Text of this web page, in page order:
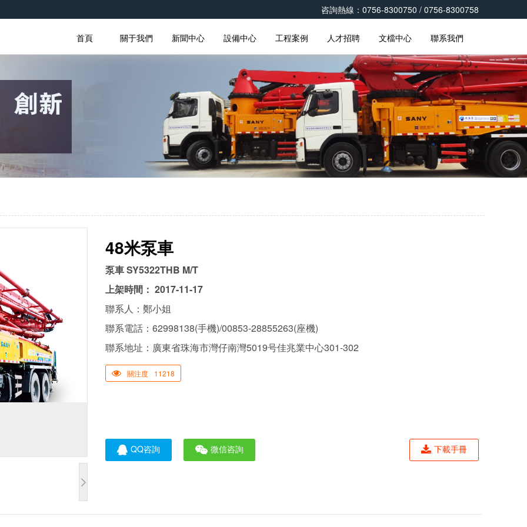
咨詢熱線：0756-8300750 / 0756-8300758
首頁 關于我們 新聞中心 設備中心 工程案例 人才招聘 文檔中心 聯系我們

48米泵車
泵車 SY5322THB M/T
上架時間： 2017-11-17
聯系人：鄭小姐
聯系電話：62998138(手機)/00853-28855263(座機)
聯系地址：廣東省珠海市灣仔南灣5019号佳兆業中心301-302
關注度 11218
QQ咨詢 微信咨詢 下載手冊